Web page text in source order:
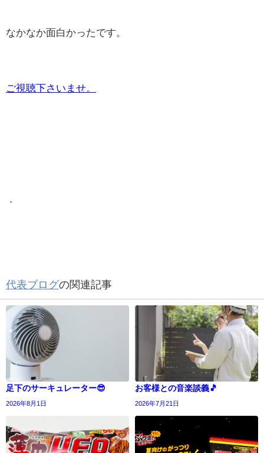
なかなか面白かったです。
ご視聴下さいませ。
代表ブログの関連記事
足下のサーキュレーター😎
2026年8月1日
お客様との音楽談義🎵
2026年7月21日